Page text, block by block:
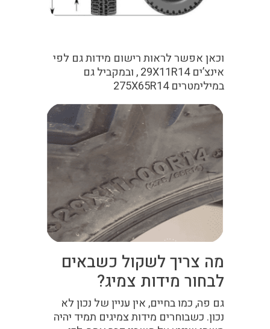
וכאן אפשר לראות רישום מידות גם לפי
אינצ’ים 29X11R14 , ובמקביל גם
במילימטרים 275X65R14
מה צריך לשקול כשבאים
לבחור מידות צמיג?
גם פה, כמו בחיים, אין עניין של נכון לא
נכון. כשבוחרים מידות צמיגים תמיד יהיה